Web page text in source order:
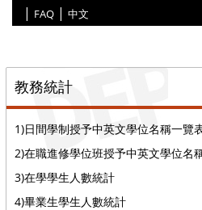
| FAQ | 中文
教務統計
1)日間學制授予中英文學位名稱一覽
2)在職進修學位班授予中英文學位名
3)在學學生人數統計
4)畢業生學生人數統計